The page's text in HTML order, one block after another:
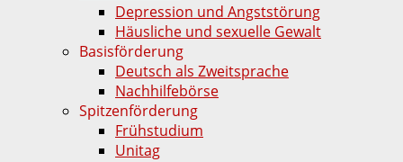
Depression und Angststörung
Häusliche und sexuelle Gewalt
Basisförderung
Deutsch als Zweitsprache
Nachhilfebörse
Spitzenförderung
Frühstudium
Unitag